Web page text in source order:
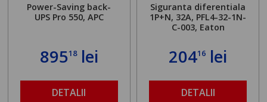
Power-Saving back-
UPS Pro 550, APC
89518lei
DETALII
Siguranta diferentiala
1P+N, 32A, PFL4-32-1N-
C-003, Eaton
20416 lei
DETALII